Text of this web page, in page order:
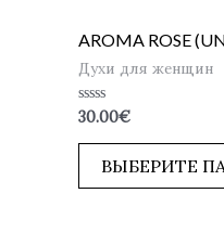
AROMA ROSE
Духи для женщин
Оценка
из
30.00€
ВЫБЕРИТЕ